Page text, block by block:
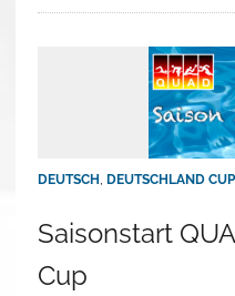
DEUTSCH , DEUTSCHLAND CUP
Saisonstart
Cup